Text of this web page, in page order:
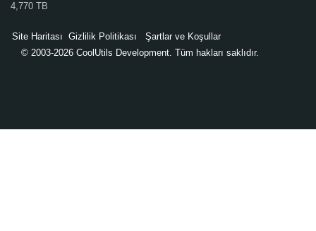
4,770 TB
Site Haritası Gizlilik Politikası
Şartlar ve Koşullar
© 2003-2026 CoolUtils Development. Tüm hakları saklıdır.